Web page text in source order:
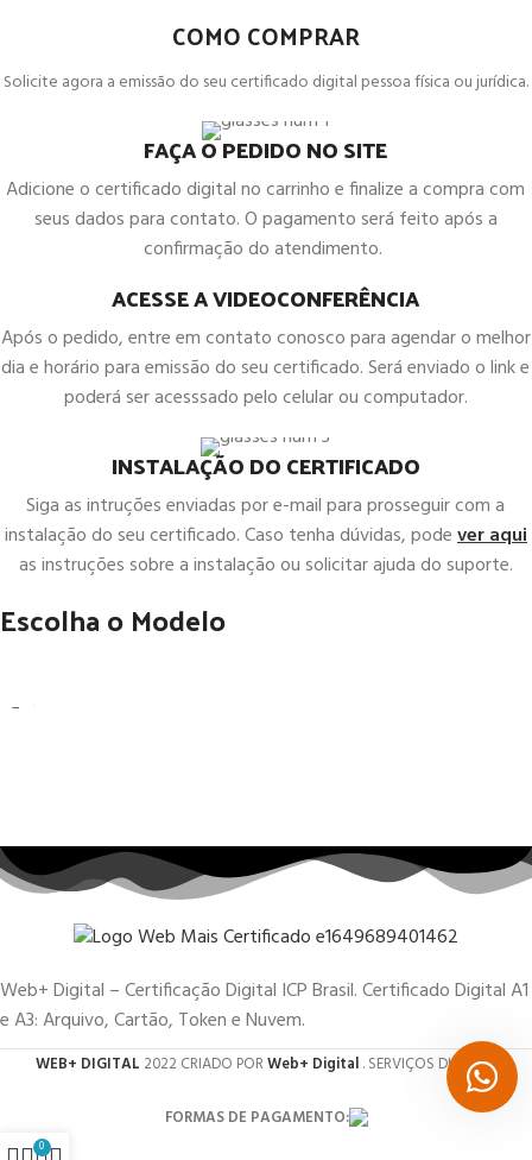
COMO COMPRAR
Solicite agora a emissão do seu certificado digital pessoa física ou jurídica.
FAÇA O PEDIDO NO SITE
Adicione o certificado digital no carrinho e finalize a compra com
seus dados para contato. O pagamento será feito após a
confirmação do atendimento.
ACESSE A VIDEOCONFERÊNCIA
Após o pedido, entre em contato conosco para agendar o melhor
dia e horário para emissão do seu certificado. Será enviado o link e
poderá ser acesssado pelo celular ou computador.
INSTALAÇÃO DO CERTIFICADO
Siga as intruções enviadas por e-mail para prosseguir com a
instalação do seu certificado. Caso tenha dúvidas, podever aqui
as instruções sobre a instalação ou solicitar ajuda do suporte.
Escolha o Modelo
Web+ Digital – Certificação Digital ICP Brasil. Certificado Digital A1
e A3: Arquivo, Cartão, Token e Nuvem.
WEB+ DIGITAL 2022 CRIADO PORWeb+ Digital. SERVIÇOS DIGITAIS.
FORMAS DE PAGAMENTO:
0